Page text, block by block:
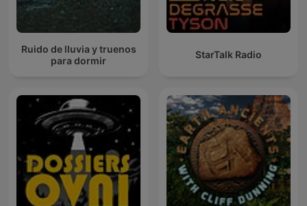
Ruido de lluvia y truenos
para dormir
StarTalk Radio